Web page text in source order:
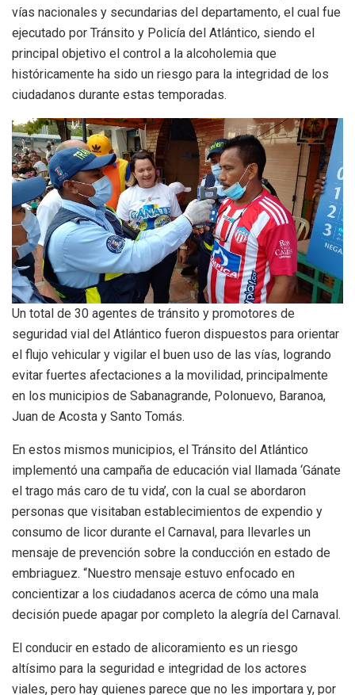
vías nacionales y secundarias del departamento, el cual fue
ejecutado por Tránsito y Policía del Atlántico, siendo el
principal objetivo el control a la alcoholemia que
históricamente ha sido un riesgo para la integridad de los
ciudadanos durante estas temporadas.
Un total de 30 agentes de tránsito y promotores de
seguridad vial del Atlántico fueron dispuestos para orientar
el flujo vehicular y vigilar el buen uso de las vías, logrando
evitar fuertes afectaciones a la movilidad, principalmente
en los municipios de Sabanagrande, Polonuevo, Baranoa,
Juan de Acosta y Santo Tomás.
En estos mismos municipios, el Tránsito del Atlántico
implementó una campaña de educación vial llamada ‘Gánate
el trago más caro de tu vida’, con la cual se abordaron
personas que visitaban establecimientos de expendio y
consumo de licor durante el Carnaval, para llevarles un
mensaje de prevención sobre la conducción en estado de
embriaguez. “Nuestro mensaje estuvo enfocado en
concientizar a los ciudadanos acerca de cómo una mala
decisión puede apagar por completo la alegría del Carnaval.
El conducir en estado de alicoramiento es un riesgo
altísimo para la seguridad e integridad de los actores
viales, pero hay quienes parece que no les importara y, por